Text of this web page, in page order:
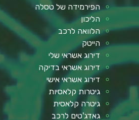
הפירמידה של טסלה
הליכון
הלוואה לרכב
הייטק
דירוג אשראי שלי
דירוג אשראי בדיקה
דירוג אשראי אישי
גיטרות קלאסיות
גיטרה קלאסית
גאדג'טים לרכב